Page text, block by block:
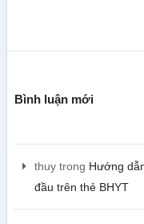
Bình luận mới
thuytrong Hướng
đầu trên thẻ BHYT